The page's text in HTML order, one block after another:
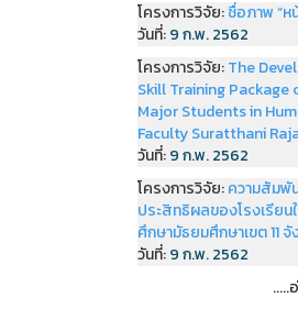
โครงการวิจัย:ชื่อภาพ “ห
วันที่:9 ก.พ. 2562
โครงการวิจัย:The
Skill Training Package
Major Students in
Faculty Suratthani
วันที่:9 ก.พ. 2562
โครงการวิจัย:ความสัมพั
ประสิทธิผลของโรงเรีย
ศึกษามัธยมศึกษาเขต 11
วันที่:9 ก.พ. 2562
.....